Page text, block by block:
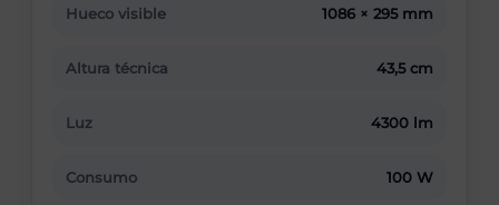
Hueco visible 1086 × 295 mm
Altura técnica 43,5 cm
Luz 4300 lm
Consumo 100 W